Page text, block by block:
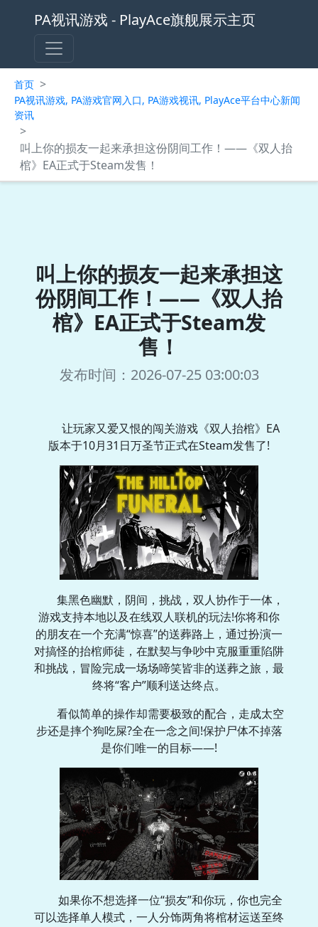
PA视讯游戏 - PlayAce旗舰展示主页
首页 >
PA视讯游戏, PA游戏官网入口, PA游戏视讯, PlayAce平台中心新闻
资讯
>
叫上你的损友一起来承担这份阴间工作！——《双人抬
棺》EA正式于Steam发售！
叫上你的损友一起来承担这
份阴间工作！——《双人抬
棺》EA正式于Steam发
售！
发布时间：2026-07-25 03:00:03
让玩家又爱又恨的闯关游戏《双人抬棺》EA
版本于10月31日万圣节正式在Steam发售了!
集黑色幽默，阴间，挑战，双人协作于一体，
游戏支持本地以及在线双人联机的玩法!你将和你
的朋友在一个充满“惊喜”的送葬路上，通过扮演一
对搞怪的抬棺师徒，在默契与争吵中克服重重陷阱
和挑战，冒险完成一场场啼笑皆非的送葬之旅，最
终将“客户”顺利送达终点。
看似简单的操作却需要极致的配合，走成太空
步还是摔个狗吃屎?全在一念之间!保护尸体不掉落
是你们唯一的目标——!
如果你不想选择一位“损友”和你玩，你也完全
可以选择单人模式，一人分饰两角将棺材运送至终